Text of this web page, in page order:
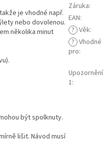
je vhodné např.
nebo dovolenou.
několika minut
být spolknuty.
lišit. Návod musí
Záruka:
EAN:
? Věk:
? Vhodné
pro:
Upozornění
1: